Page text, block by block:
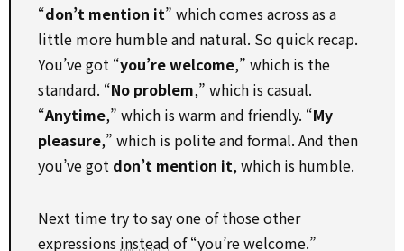
“don’t mention it” which comes across as a
little more humble and natural. So quick recap.
You’ve got “you’re welcome,” which is the
standard. “No problem,” which is casual.
“Anytime,” which is warm and friendly. “My
pleasure,” which is polite and formal. And then
you’ve got don’t mention it, which is humble.
Next time try to say one of those other
expressions instead of “you’re welcome.”